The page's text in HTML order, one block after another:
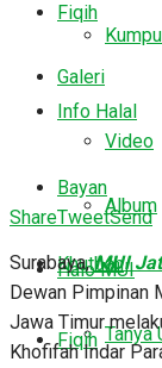
Fiqih
Galeri
Video
Album
Halo MUI
Tanya
Info Halal
Bayan
Khutbah
Fiqih
ShareTweetSend
Surabaya,MUI
Dewan Pimpinan
Jawa Timur
Khofifah Indar